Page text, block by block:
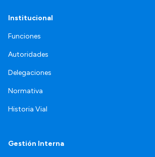
Institucional
Funciones
Autoridades
Delegaciones
Normativa
Historia Vial
Gestión Interna